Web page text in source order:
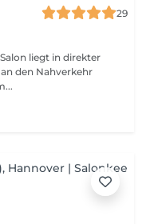
29
liegt in direkter
den Nahverkehr